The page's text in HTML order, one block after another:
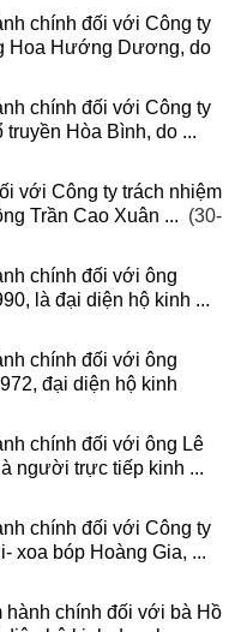
chính đối với Công ty
Hoa Hướng Dương, do
chính đối với Công ty
Hòa Bình, do ...
với Công ty trách nhiệm
Trần Cao Xuân ... (30-
chính đối với ông
là đại diện hộ kinh ...
chính đối với ông
đại diện hộ kinh
chính đối với ông Lê
người trực tiếp kinh ...
chính đối với Công ty
xoa bóp Hoàng Gia, ...
hành chính đối với bà Hồ